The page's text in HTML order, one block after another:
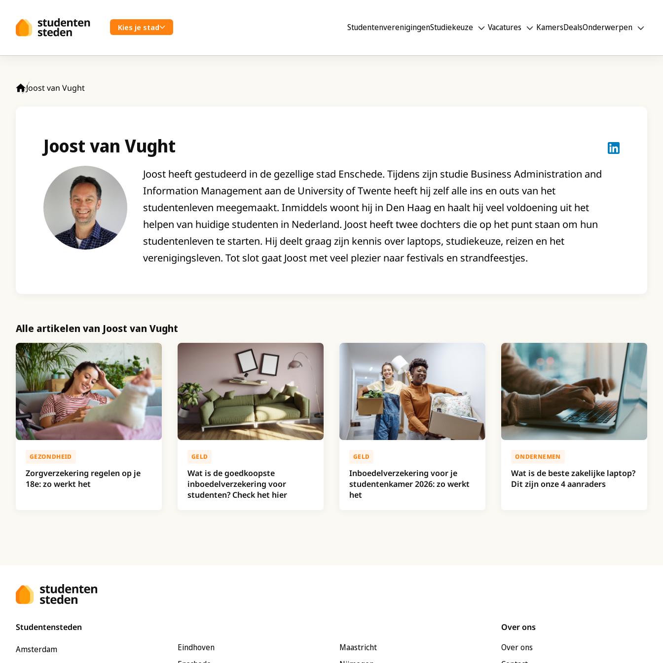
Kies je stad StudentenverenigingenStudiekeuze Vacatures KamersDealsOnderwerpen
Joost van Vught
Joost van Vught Joost van
Joost heeft gestudeerd in de gezellige stad Enschede. Tijdens zijn studie Business Administration and
Information Management aan de University of Twente heeft hij zelf alle ins en outs van het
studentenleven meegemaakt. Inmiddels woont hij in Den Haag en haalt hij veel voldoening uit het
helpen van huidige studenten in Nederland. Joost heeft twee dochters die op het punt staan om hun
studentenleven te starten. Hij deelt graag zijn kennis over laptops, studiekeuze, reizen en het
verenigingsleven. Tot slot gaat Joost met veel plezier naar festivals en strandfeestjes.
Alle artikelen van Joost van Vught
GEZONDHEID
Zorgverzekering regelen op je
18e: zo werkt het
GELD
Wat is de goedkoopste
inboedelverzekering voor
studenten? Check het hier
GELD
Inboedelverzekering voor je
studentenkamer 2026: zo werkt
het
ONDERNEMEN
Wat is de beste zakelijke laptop?
Dit zijn onze 4 aanraders
Studentensteden
Amsterdam
Eindhoven
Maastricht
Over ons
Over ons